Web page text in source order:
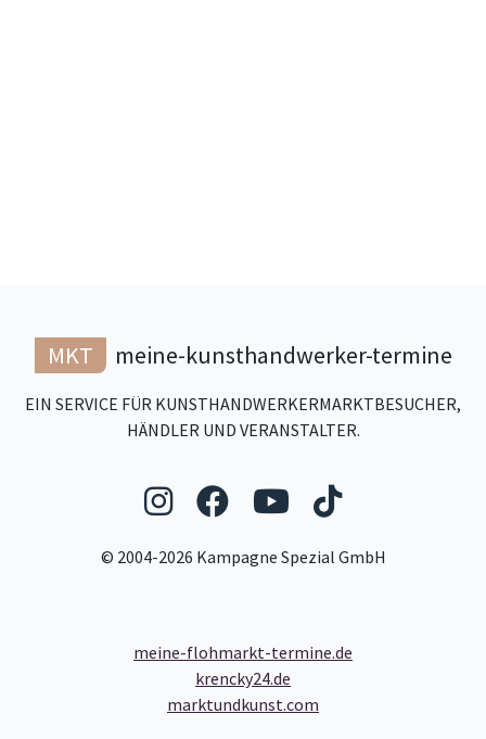
MKT meine-kunsthandwerker-termine
EIN SERVICE FÜR KUNSTHANDWERKERMARKTBESUCHER,
HÄNDLER UND VERANSTALTER.
Folgen Sie uns auf
Folgen Sie uns auf
Folgen Sie
Folgen
© 2004-2026 Kampagne Spezial GmbH
meine-flohmarkt-termine.de
krencky24.de
marktundkunst.com